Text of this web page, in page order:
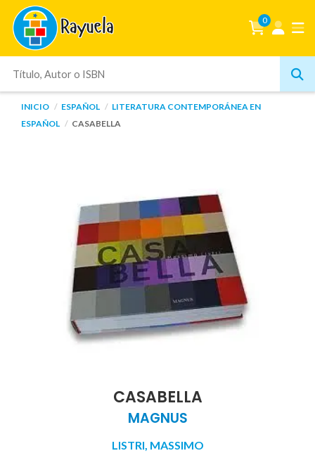
0
INICIO ESPAÑOL
LITERATURA CONTEMPORÁNEA EN
ESPAÑOL
CASABELLA
CASABELLA
MAGNUS
LISTRI, MASSIMO